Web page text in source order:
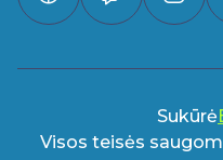
Sukūrė
Visos teisės